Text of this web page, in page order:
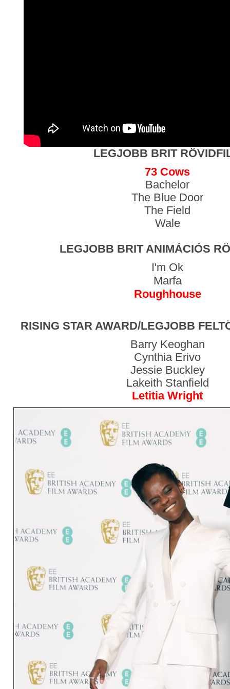
LEGJOBB BRIT
73 Cows
Bachelor
The Blue Door
The Field
Wale
LEGJOBB BRIT ANIMÁCIÓS
I'm Ok
Marfa
Roughhouse
RISING STAR AWARD/LEGJOBB
Barry Keoghan
Cynthia Erivo
Jessie Buckley
Lakeith Stanfield
Letitia Wright